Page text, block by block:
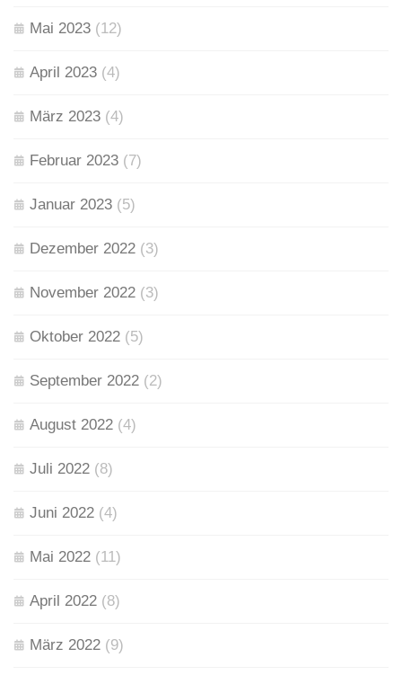
Mai 2023 (12)
April 2023 (4)
März 2023 (4)
Februar 2023 (7)
Januar 2023 (5)
Dezember 2022 (3)
November 2022 (3)
Oktober 2022 (5)
September 2022 (2)
August 2022 (4)
Juli 2022 (8)
Juni 2022 (4)
Mai 2022 (11)
April 2022 (8)
März 2022 (9)